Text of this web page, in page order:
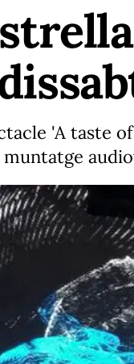
'A taste